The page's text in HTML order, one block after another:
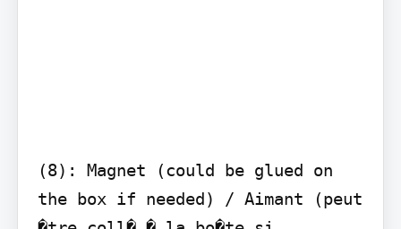
(8): Magnet (could be glued on
the box if needed) / Aimant (peut